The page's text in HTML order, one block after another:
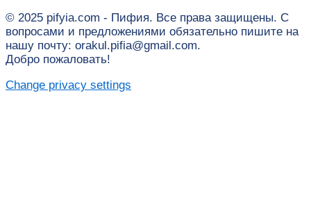
© 2025 pifyia.com - Пифия. Все права защищены. С
вопросами и предложениями обязательно пишите на
нашу почту: orakul.pifia@gmail.com.
Добро пожаловать!
Change privacy settings